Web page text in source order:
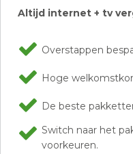
Altijd internet + tv
Overstappen
Hoge
De beste
Switch naar het
voorkeuren.